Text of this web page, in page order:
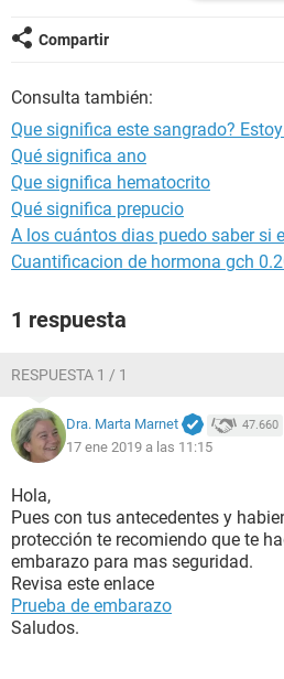
con flujo café marrón y en la noche
masomenos abundante al día
hoy 16 ya no tuvesangrado solo
café claro por la mañana, mis días
duraban de 7 a 10 días. Mi duda
Puede ser que esté embarazada?
tuve un aborto y mi primer
hace 4 años, tuve a mi primer hijo
de aborto y fue un embarazo
leerme.
Compartir
Consulta también:
Que significa este sangrado?
Qué significa ano
Que significa hematocrito
Qué significa prepucio
A los cuántos dias puedo saber si
Cuantificacion de hormona gch
1 respuesta
RESPUESTA 1 / 1
Dra. Marta Marnet 47.660
17 ene 2019 a las 11:15
Hola,
Pues con tus antecedentes y
protección te recomiendo que te
embarazo para mas seguridad.
Revisa este enlace
Prueba de embarazo
Saludos.